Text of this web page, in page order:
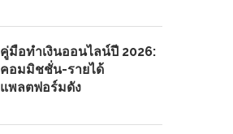
คู่มือทำเงินออนไลน์ปี 2026:
คอมมิชชั่น-รายได้
แพลตฟอร์มดัง